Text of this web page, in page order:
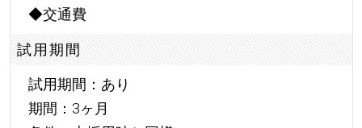
◆交通費
試用期間
試用期間：あり
期間：3ヶ月